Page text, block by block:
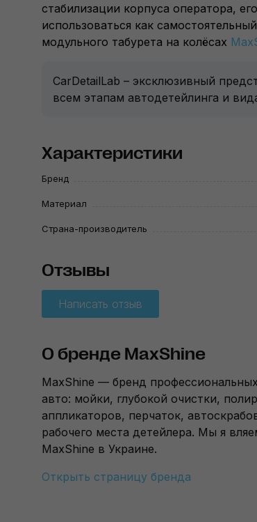
стабилизации корпуса оператора,
использоваться как
модульного табурета на колёсах
CarDetailLab – эксклюзивный
всем этапам автодетейлинга и
Характеристики
Бренд
Материал
Страна-производитель
Отзывы
Написать отзыв
О бренде MaxShine
MaxShine — бренд
авто: мойки, глубокой очистки,
аппликаторов, перчаток,
рабочего места детейлера. Мы я
MaxShine в Украине.
Открыть страницу бренда